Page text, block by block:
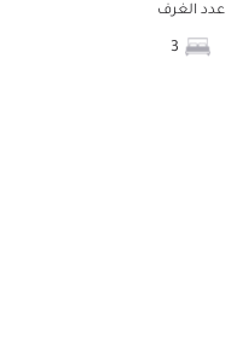
عدد الغرف